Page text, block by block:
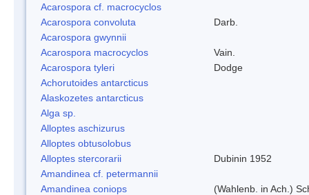
Acarospora cf. macrocyclos
Acarospora convoluta
Darb.
Acarospora gwynnii
Acarospora macrocyclos
Vain.
Acarospora tyleri
Dodge
Achorutoides antarcticus
Alaskozetes antarcticus
Alga sp.
Alloptes aschizurus
Alloptes obtusolobus
Alloptes stercorarii
Dubinin 1952
Amandinea cf. petermannii
Amandinea coniops
(Wahlenb. in Ach.)